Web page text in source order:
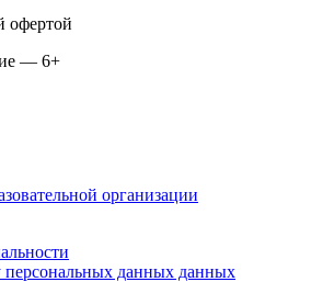
офертой
— 6+
организации
персональных данных данных